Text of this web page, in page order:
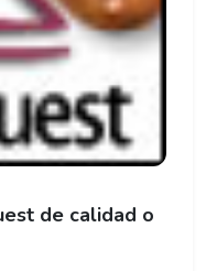
de calidad o